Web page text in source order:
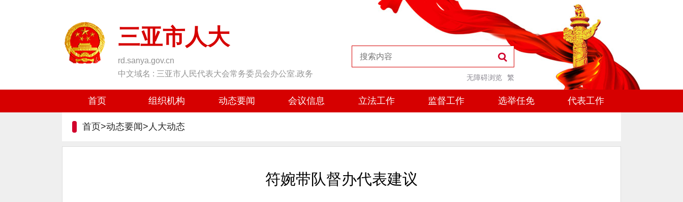
三亚市人大
rd.sanya.gov.cn
中文域名 : 三亚市人民代表大会常务委员会办公室.政务
繁
无障碍浏览
首页 组织机构 动态要闻 会议信息 立法工作 监督工作 选举任免 代表工作
首页>动态要闻> 人大动态
符婉带队督办代表建议